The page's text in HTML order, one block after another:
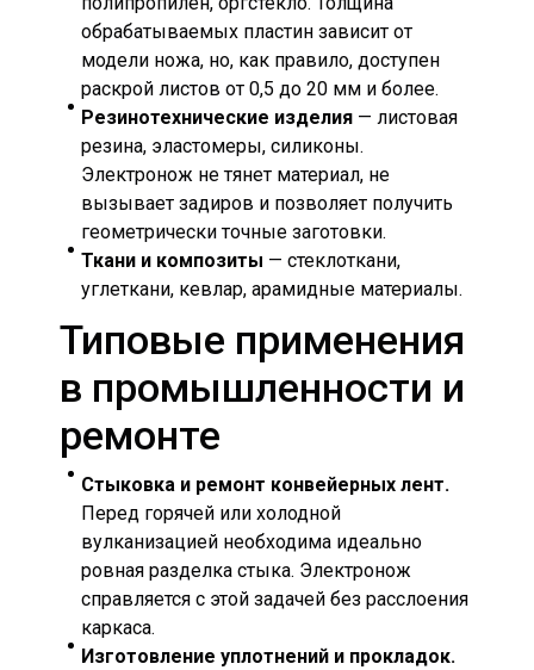
обрабатываемых пластин зависит от
модели ножа, но, как правило, доступен
раскрой листов от 0,5 до 20 мм и более.
Резинотехнические изделия — листовая
резина, эластомеры, силиконы.
Электронож не тянет материал, не
вызывает задиров и позволяет получить
геометрически точные заготовки.
Ткани и композиты — стеклоткани,
углеткани, кевлар, арамидные материалы.
Типовые применения
в промышленности и
ремонте
Стыковка и ремонт конвейерных лент.
Перед горячей или холодной
вулканизацией необходима идеально
ровная разделка стыка. Электронож
справляется с этой задачей без расслоения
каркаса.
Изготовление уплотнений и прокладок.